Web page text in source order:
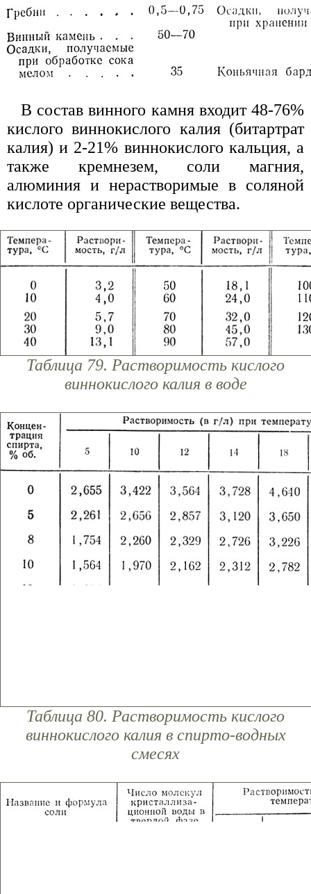
В состав винного камня входит 48-76%
кислого виннокислого калия (битартрат
калия) и 2-21% виннокислого кальция, а
также кремнезем, соли магния,
алюминия и нерастворимые в соляной
кислоте органические вещества.
Таблица 79. Растворимость кислого
виннокислого калия в воде
Таблица 80. Растворимость кислого
виннокислого калия в спирто-водных
смесях